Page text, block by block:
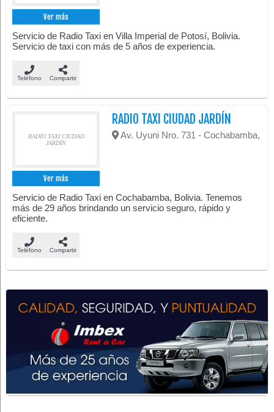
Ver más
Servicio de Radio Taxi en Villa Imperial de Potosí, Bolivia.
Servicio de taxi con más de 5 años de experiencia.
Teléfono Compartir
RADIO TAXI CIUDAD
JARDÍN
Ver más
RADIO TAXI CIUDAD JARDÍN
Av. Uyuni Nro. 731 - Cochabamba,
Servicio de Radio Taxi en Cochabamba, Bolivia. Tenemos
más de 29 años brindando un servicio seguro, rápido y
eficiente.
Teléfono Compartir